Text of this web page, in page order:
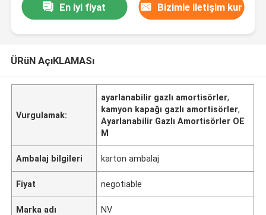
En iyi fiyat Bizimle iletişim kur
ÜRüN AçıKLAMASı
Vurgulamak:
ayarlanabilir gazlı amortisörler,
kamyon kapağı gazlı amortisörler,
Ayarlanabilir Gazlı Amortisörler OE
M
Ambalaj bilgileri karton ambalaj
Fiyat negotiable
Marka adı NV